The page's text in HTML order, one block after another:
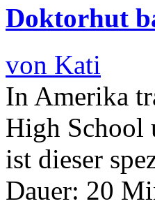
Doktorhut
von Kati
In Amerika
High School
ist dieser
Dauer: 20